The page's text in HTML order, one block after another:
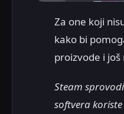
Za one koji
kako bi
proizvode i
Steam
softvera